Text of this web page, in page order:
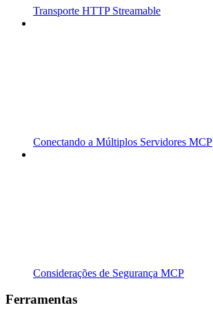
Transporte HTTP Streamable
Conectando a Múltiplos Servidores MCP
Considerações de Segurança MCP
Ferramentas